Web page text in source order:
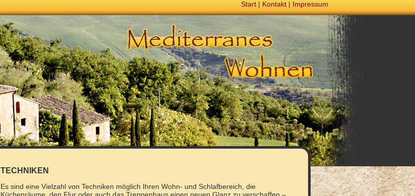
Start | Kontakt | Impressum
TECHNIKEN
Es sind eine Vielzahl von Techniken möglich Ihren Wohn- und Schlafbereich, die